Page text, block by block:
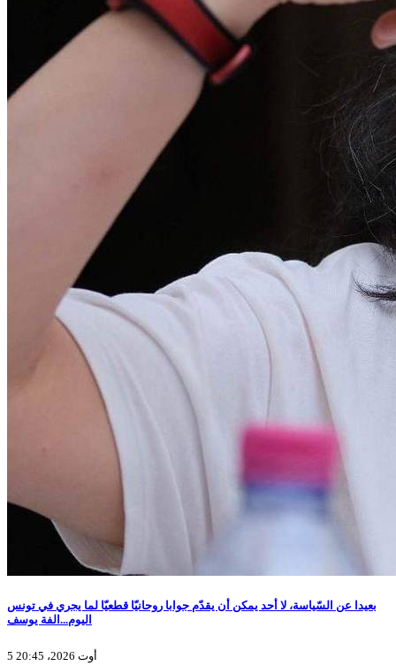
بعيدا عن السّياسة، لا أحد يمكن أن يقدّم جوابا روحانيّا قطعيّا لما يجري في تونس
اليوم...الفة يوسف
5 أوت 2026، 20:45